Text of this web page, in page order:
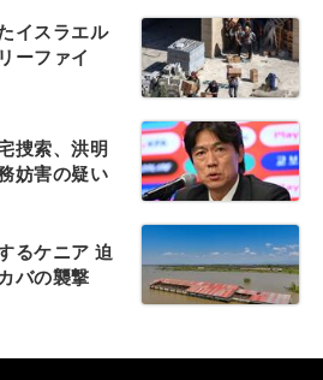
イスラエル
ーファイ
捜索、洪明
妨害の疑い
るケニア 迫
バの襲撃